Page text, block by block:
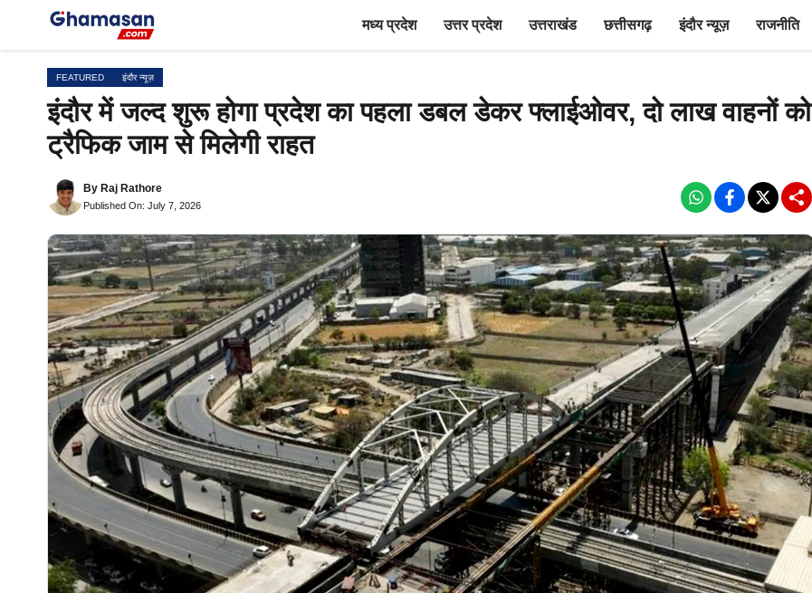
मध्य प्रदेश उत्तर प्रदेश उत्तराखंड छत्तीसगढ़ इंदौर न्यूज़ राजनीति
FEATURED इंदौर न्यूज़
इंदौर में जल्द शुरू होगा प्रदेश का पहला डबल डेकर फ्लाईओवर, दो लाख वाहनों को
ट्रैफिक जाम से मिलेगी राहत
By Raj Rathore
Published On: July 7, 2026